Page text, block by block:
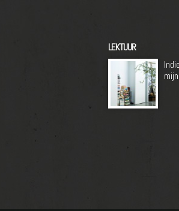
LEKTUUR